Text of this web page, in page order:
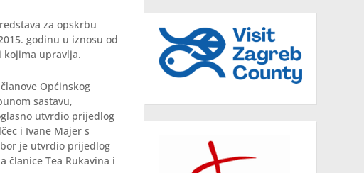
za opskrbu
godinu u iznosu od
kojima upravlja.
Općinskog
sastavu,
utvrdio prijedlog
i Ivane Majer s
je utvrdio prijedlog
članice Tea Rukavina i